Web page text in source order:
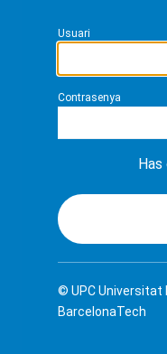
Usuari
Contrasenya
© UPCUniversitat
BarcelonaTech